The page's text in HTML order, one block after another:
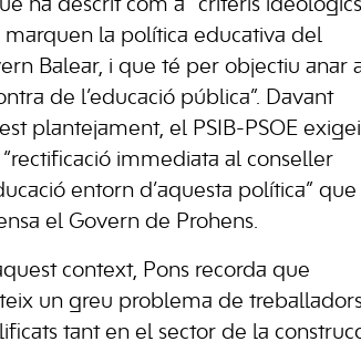
ha descrit com a “criteris ideològics
marquen la política educativa del
Balear, i que té per objectiu anar
de l’educació pública”. Davant
plantejament, el PSIB-PSOE
“rectificació immediata al conseller
entorn d’aquesta política” que
el Govern de Prohens.
context, Pons recorda que
un greu problema de
tant en el sector de la